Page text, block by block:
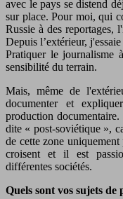
avec le pays se distend
sur place. Pour moi, qui
Russie à des reportages,
Depuis l’extérieur,
Pratiquer le journalisme
sensibilité du terrain.
Mais, même de
documenter et
production documentaire.
dite « post-soviétique »,
de cette zone
croisent et il est
différentes sociétés.
Quels sont vos sujets de